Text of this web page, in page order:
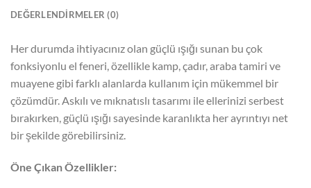
DEĞERLENDIRMELER (0)
Her durumda ihtiyacınız olan güçlü ışığı sunan bu çok
fonksiyonlu el feneri, özellikle kamp, çadır, araba tamiri ve
muayene gibi farklı alanlarda kullanım için mükemmel bir
çözümdür. Askılı ve mıknatıslı tasarımı ile ellerinizi serbest
bırakırken, güçlü ışığı sayesinde karanlıkta her ayrıntıyı net
bir şekilde görebilirsiniz.
Öne Çıkan Özellikler: